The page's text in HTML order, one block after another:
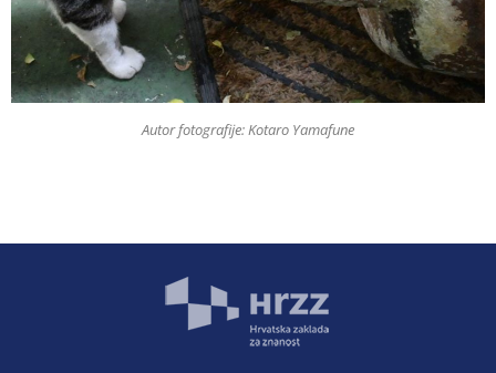
Autor fotografije: Kotaro Yamafune